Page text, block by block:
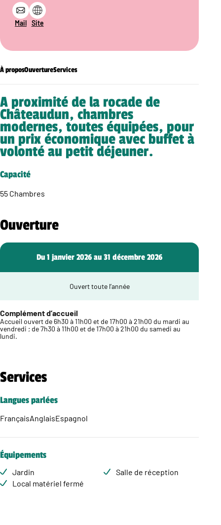
Mail Site
À proposOuvertureServices
A proximité de la rocade de
Châteaudun, chambres
modernes, toutes équipées, pour
un prix économique avec buffet à
volonté au petit déjeuner.
Capacité
55 Chambres
Ouverture
Du 1 janvier 2026 au 31 décembre 2026
Ouvert toute l’année
Complément d’accueil
Accueil ouvert de 6h30 à 11h00 et de 17h00 à 21h00 du mardi au
vendredi ; de 7h30 à 11h00 et de 17h00 à 21h00 du samedi au
lundi.
Services
Langues parlées
FrançaisAnglaisEspagnol
Équipements
Jardin
Local matériel fermé
Salle de réception